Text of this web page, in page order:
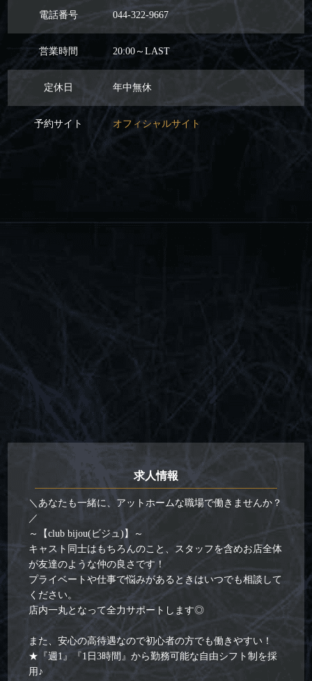
電話番号 044-322-9667
営業時間 20:00～LAST
定休日 年中無休
予約サイト オフィシャルサイト
求人情報
＼あなたも一緒に、アットホームな職場で働きませんか？
／
～【club bijou(ビジュ)】～
キャスト同士はもちろんのこと、スタッフを含めお店全体
が友達のような仲の良さです！
プライベートや仕事で悩みがあるときはいつでも相談して
ください。
店内一丸となって全力サポートします◎
また、安心の高待遇なので初心者の方でも働きやすい！
★『週1』『1日3時間』から勤務可能な自由シフト制を採
用♪